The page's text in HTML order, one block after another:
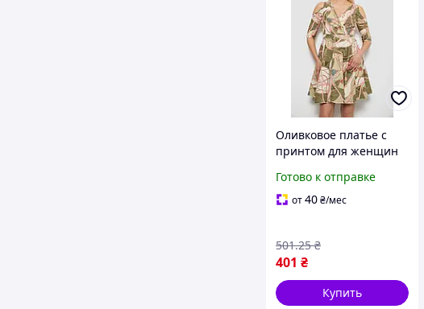
Оливковое платье с
принтом для женщин
комфортный стильный
вариант на сезон
Готово к отправке
от40₴/мес
401 ₴
501.25 ₴
Купить